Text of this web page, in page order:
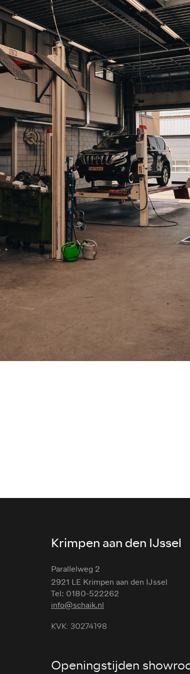
Krimpen aan den IJssel
Parallelweg 2
2921 LE Krimpen aan den IJssel
Tel: 0180-522262
info@schaik.nl
KVK: 30274198
Openingstijden